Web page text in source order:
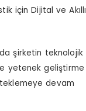
için Dijital ve Akıllı
şirketin teknolojik
yetenek geliştirme
devam